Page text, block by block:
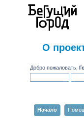
О
Добро пожаловать,
Начало